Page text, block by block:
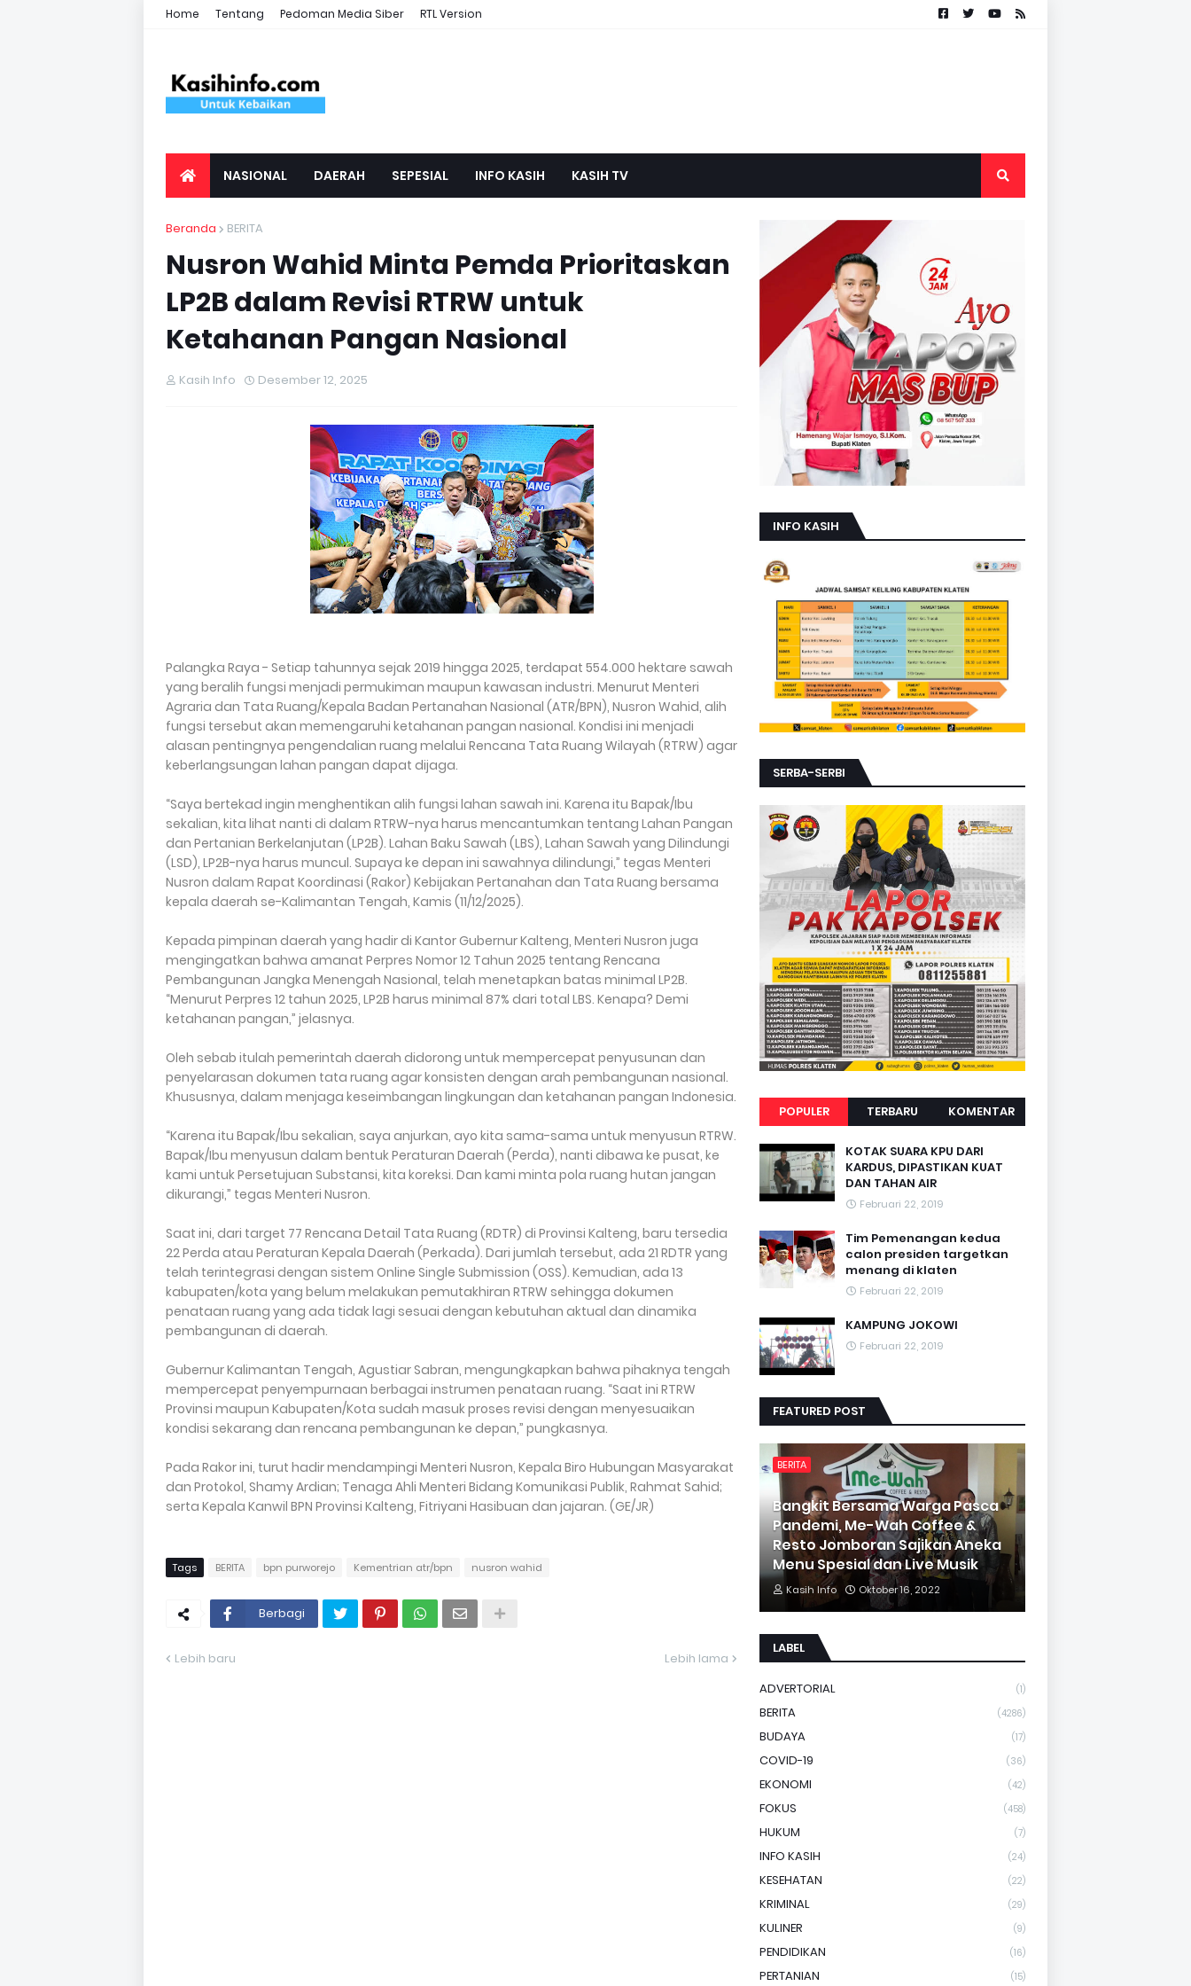
Home Tentang Pedoman Media Siber RTL Version
NASIONAL DAERAH SEPESIAL INFO KASIH KASIH TV
Beranda BERITA
Nusron Wahid Minta Pemda Prioritaskan
LP2B dalam Revisi RTRW untuk
Ketahanan Pangan Nasional
Kasih Info Desember 12, 2025
Palangka Raya - Setiap tahunnya sejak 2019 hingga 2025, terdapat 554.000 hektare sawah
yang beralih fungsi menjadi permukiman maupun kawasan industri. Menurut Menteri
Agraria dan Tata Ruang/Kepala Badan Pertanahan Nasional (ATR/BPN), Nusron Wahid, alih
fungsi tersebut akan memengaruhi ketahanan pangan nasional. Kondisi ini menjadi
alasan pentingnya pengendalian ruang melalui Rencana Tata Ruang Wilayah (RTRW) agar
keberlangsungan lahan pangan dapat dijaga.
“Saya bertekad ingin menghentikan alih fungsi lahan sawah ini. Karena itu Bapak/Ibu
sekalian, kita lihat nanti di dalam RTRW-nya harus mencantumkan tentang Lahan Pangan
dan Pertanian Berkelanjutan (LP2B). Lahan Baku Sawah (LBS), Lahan Sawah yang Dilindungi
(LSD), LP2B-nya harus muncul. Supaya ke depan ini sawahnya dilindungi,” tegas Menteri
Nusron dalam Rapat Koordinasi (Rakor) Kebijakan Pertanahan dan Tata Ruang bersama
kepala daerah se-Kalimantan Tengah, Kamis (11/12/2025).
Kepada pimpinan daerah yang hadir di Kantor Gubernur Kalteng, Menteri Nusron juga
mengingatkan bahwa amanat Perpres Nomor 12 Tahun 2025 tentang Rencana
Pembangunan Jangka Menengah Nasional, telah menetapkan batas minimal LP2B.
“Menurut Perpres 12 tahun 2025, LP2B harus minimal 87% dari total LBS. Kenapa? Demi
ketahanan pangan,” jelasnya.
Oleh sebab itulah pemerintah daerah didorong untuk mempercepat penyusunan dan
penyelarasan dokumen tata ruang agar konsisten dengan arah pembangunan nasional.
Khususnya, dalam menjaga keseimbangan lingkungan dan ketahanan pangan Indonesia.
“Karena itu Bapak/Ibu sekalian, saya anjurkan, ayo kita sama-sama untuk menyusun RTRW.
Bapak/Ibu menyusun dalam bentuk Peraturan Daerah (Perda), nanti dibawa ke pusat, ke
kami untuk Persetujuan Substansi, kita koreksi. Dan kami minta pola ruang hutan jangan
dikurangi,” tegas Menteri Nusron.
Saat ini, dari target 77 Rencana Detail Tata Ruang (RDTR) di Provinsi Kalteng, baru tersedia
22 Perda atau Peraturan Kepala Daerah (Perkada). Dari jumlah tersebut, ada 21 RDTR yang
telah terintegrasi dengan sistem Online Single Submission (OSS). Kemudian, ada 13
kabupaten/kota yang belum melakukan pemutakhiran RTRW sehingga dokumen
penataan ruang yang ada tidak lagi sesuai dengan kebutuhan aktual dan dinamika
pembangunan di daerah.
Gubernur Kalimantan Tengah, Agustiar Sabran, mengungkapkan bahwa pihaknya tengah
mempercepat penyempurnaan berbagai instrumen penataan ruang. “Saat ini RTRW
Provinsi maupun Kabupaten/Kota sudah masuk proses revisi dengan menyesuaikan
kondisi sekarang dan rencana pembangunan ke depan,” pungkasnya.
Pada Rakor ini, turut hadir mendampingi Menteri Nusron, Kepala Biro Hubungan Masyarakat
dan Protokol, Shamy Ardian; Tenaga Ahli Menteri Bidang Komunikasi Publik, Rahmat Sahid;
serta Kepala Kanwil BPN Provinsi Kalteng, Fitriyani Hasibuan dan jajaran. (GE/JR)
Tags BERITA bpn purworejo Kementrian atr/bpn nusron wahid
Berbagi
Lebih baru Lebih lama
INFO KASIH
SERBA-SERBI
POPULER TERBARU KOMENTAR
KOTAK SUARA KPU DARI
KARDUS, DIPASTIKAN KUAT
DAN TAHAN AIR
Februari 22, 2019
Tim Pemenangan kedua
calon presiden targetkan
menang di klaten
Februari 22, 2019
KAMPUNG JOKOWI
Februari 22, 2019
FEATURED POST
BERITA
Bangkit Bersama Warga Pasca
Pandemi, Me-Wah Coffee &
Resto Jomboran Sajikan Aneka
Menu Spesial dan Live Musik
Kasih Info Oktober 16, 2022
LABEL
ADVERTORIAL (1)
BERITA (4286)
BUDAYA (17)
COVID-19 (36)
EKONOMI (42)
FOKUS (458)
HUKUM (7)
INFO KASIH (24)
KESEHATAN (22)
KRIMINAL (29)
KULINER (9)
PENDIDIKAN (16)
PERTANIAN (15)